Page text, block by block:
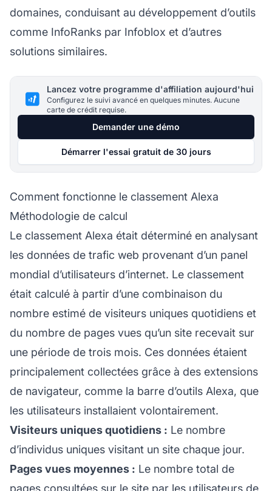
domaines, conduisant au développement d’outils
comme InfoRanks par Infoblox et d’autres
solutions similaires.
Lancez votre programme d'affiliation aujourd'hui
Configurez le suivi avancé en quelques minutes. Aucune
carte de crédit requise.
Demander une démo
Démarrer l'essai gratuit de 30 jours
Comment fonctionne le classement Alexa
Méthodologie de calcul
Le classement Alexa était déterminé en analysant
les données de trafic web provenant d’un panel
mondial d’utilisateurs d’internet. Le classement
était calculé à partir d’une combinaison du
nombre estimé de visiteurs uniques quotidiens et
du nombre de pages vues qu’un site recevait sur
une période de trois mois. Ces données étaient
principalement collectées grâce à des extensions
de navigateur, comme la barre d’outils Alexa, que
les utilisateurs installaient volontairement.
Visiteurs uniques quotidiens : Le nombre
d’individus uniques visitant un site chaque jour.
Pages vues moyennes : Le nombre total de
pages consultées sur le site par les utilisateurs de